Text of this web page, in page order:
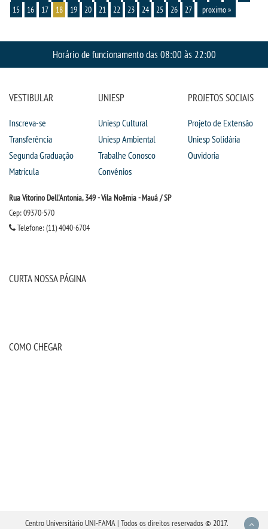
15
16 17 18 19 20 21 22 23 24 25 26 27 proximo »
Horário de funcionamento das 08:00 às 22:00
VESTIBULAR
Inscreva-se
Transferência
Segunda Graduação
Matrícula
UNIESP
Uniesp Cultural
Uniesp Ambiental
Trabalhe Conosco
Convênios
PROJETOS SOCIAIS
Projeto de Extensão
Uniesp Solidária
Ouvidoria
Rua Vitorino Dell'Antonia, 349 - Vila Noêmia - Mauá / SP
Cep: 09370-570
Telefone: (11) 4040-6704
CURTA NOSSA PÁGINA
COMO CHEGAR
Centro Universitário UNI-FAMA | Todos os direitos reservados © 2017.